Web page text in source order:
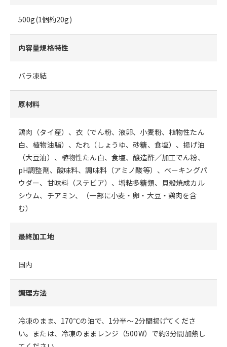
500g(1個約20g)
内容量規格特性
バラ凍結
原材料
鶏肉（タイ産）、衣（でん粉、液卵、小麦粉、植物性たん
白、植物油脂）、たれ（しょうゆ、砂糖、食塩）、揚げ油
（大豆油）、植物性たん白、食塩、醸造酢／加工でん粉、
pH調整剤、酸味料、調味料（アミノ酸等）、ベーキングパ
ウダー、甘味料（ステビア）、増粘多糖類、貝殻焼成カル
シウム、チアミン、（一部に小麦・卵・大豆・鶏肉を含
む）
最終加工地
国内
調理方法
冷凍のまま、170℃の油で、1分半～2分間揚げてくださ
い。または、冷凍のままレンジ（500W）で約3分間加熱し